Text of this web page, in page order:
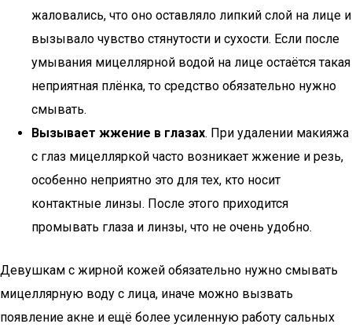
жаловались, что оно оставляло липкий слой на лице и
вызывало чувство стянутости и сухости. Если после
умывания мицеллярной водой на лице остаётся такая
неприятная плёнка, то средство обязательно нужно
смывать.
Вызывает жжение в глазах. При удалении макияжа
с глаз мицелляркой часто возникает жжение и резь,
особенно неприятно это для тех, кто носит
контактные линзы. После этого приходится
промывать глаза и линзы, что не очень удобно.
Девушкам с жирной кожей обязательно нужно смывать
мицеллярную воду с лица, иначе можно вызвать
появление акне и ещё более усиленную работу сальных